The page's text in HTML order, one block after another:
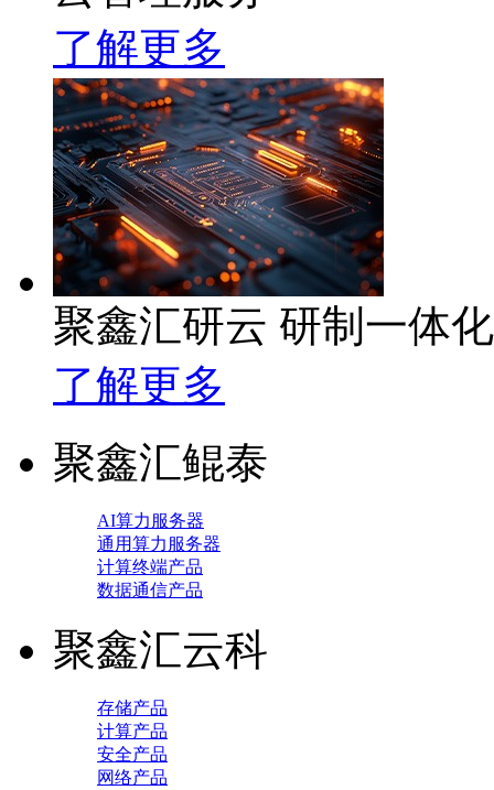
了解更多
聚鑫汇研云 研制一体
了解更多
聚鑫汇鲲泰
AI算力服务器
通用算力服务器
计算终端产品
数据通信产品
聚鑫汇云科
存储产品
计算产品
安全产品
网络产品